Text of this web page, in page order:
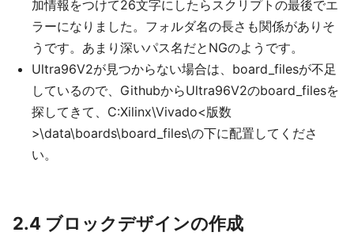
加情報をつけて26文字にしたらスクリプトの最後でエ
ラーになりました。フォルダ名の長さも関係がありそ
うです。あまり深いパス名だとNGのようです。
Ultra96V2が見つからない場合は、board_filesが不足
しているので、GithubからUltra96V2のboard_filesを
探してきて、C:Xilinx\Vivado<版数
>\data\boards\board_files\の下に配置してくださ
い。
2.4 ブロックデザインの作成